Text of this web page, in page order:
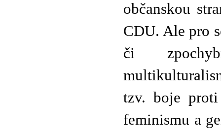
občanskou
CDU. Ale pro
či
tzv. boje
feminismu a